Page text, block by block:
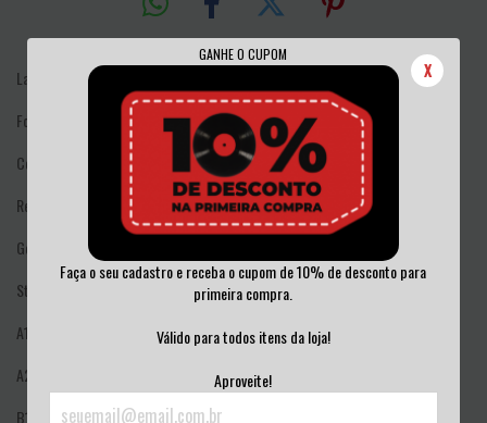
GANHE O CUPOM
X
Faça o seu cadastro e receba o cupom de 10% de desconto para
primeira compra.
Válido para todos itens da loja!
Aproveite!
Label: Victory Records
Format: Vinyl, 10", EP, Reissue, Yellow, White Labels
Country: US
Released: 2015
Genre: Rock, Reggae
Style: Reggae, Hardcore, Punk
A1
A2
B1
I Luv I Jah6:34